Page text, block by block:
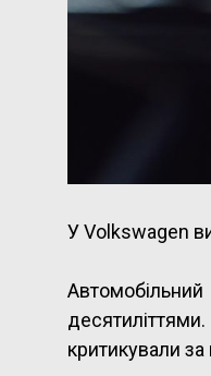
У Volkswagen
критикували